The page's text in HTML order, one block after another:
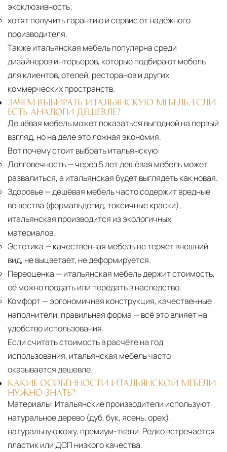
эксклюзивность;
хотят получить гарантию и сервис от надёжного
производителя.
Также итальянская мебель популярна среди
дизайнеров интерьеров, которые подбирают мебель
для клиентов, отелей, ресторанов и других
коммерческих пространств.
ЗАЧЕМ ВЫБИРАТЬ ИТАЛЬЯНСКУЮ МЕБЕЛЬ, ЕСЛИ
ЕСТЬ АНАЛОГИ ДЕШЕВЛЕ?
Дешёвая мебель может показаться выгодной на первый
взгляд, но на деле это ложная экономия.
Вот почему стоит выбрать итальянскую:
Долговечность— через 5 лет дешёвая мебель может
развалиться, а итальянская будет выглядеть как новая.
Здоровье— дешёвая мебель часто содержит вредные
вещества (формальдегид, токсичные краски),
итальянская производится из экологичных
материалов.
Эстетика — качественная мебель не теряет внешний
вид, не выцветает, не деформируется.
Переоценка — итальянская мебель держит стоимость,
её можно продать или передать в наследство.
Комфорт— эргономичная конструкция, качественные
наполнители, правильная форма — всё это влияет на
удобство использования.
Если считать стоимость в расчёте на год
использования, итальянская мебель часто
оказывается дешевле.
КАКИЕ ОСОБЕННОСТИ ИТАЛЬЯНСКОЙ МЕБЕЛИ
НУЖНО ЗНАТЬ?
Материалы: Итальянские производители используют
натуральное дерево (дуб, бук, ясень, орех),
натуральную кожу, премиум-ткани. Редко встречается
пластик или ДСП низкого качества.